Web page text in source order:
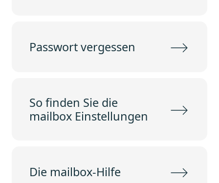
Passwort vergessen
So finden Sie die
mailbox Einstellungen
Die mailbox-Hilfe